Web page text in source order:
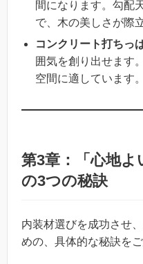
間になります。勾配
で、木の美しさが際
コンクリート打ちっ
囲気を創り出せます
空間に適しています。
第3章：「心地
の3つの秘訣
内装材選びを成功させ
めの、具体的な秘訣をご